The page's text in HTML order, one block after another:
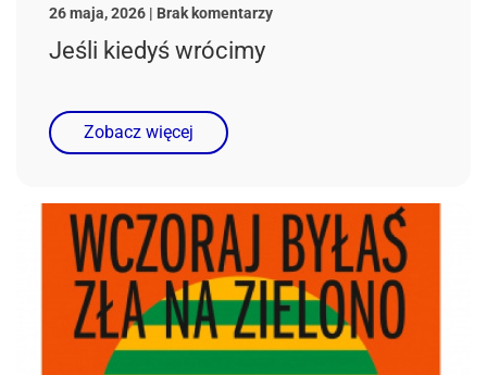
26 maja, 2026 | Brak komentarzydo
Jeśli kiedyś wrócimy
Zobacz więcej